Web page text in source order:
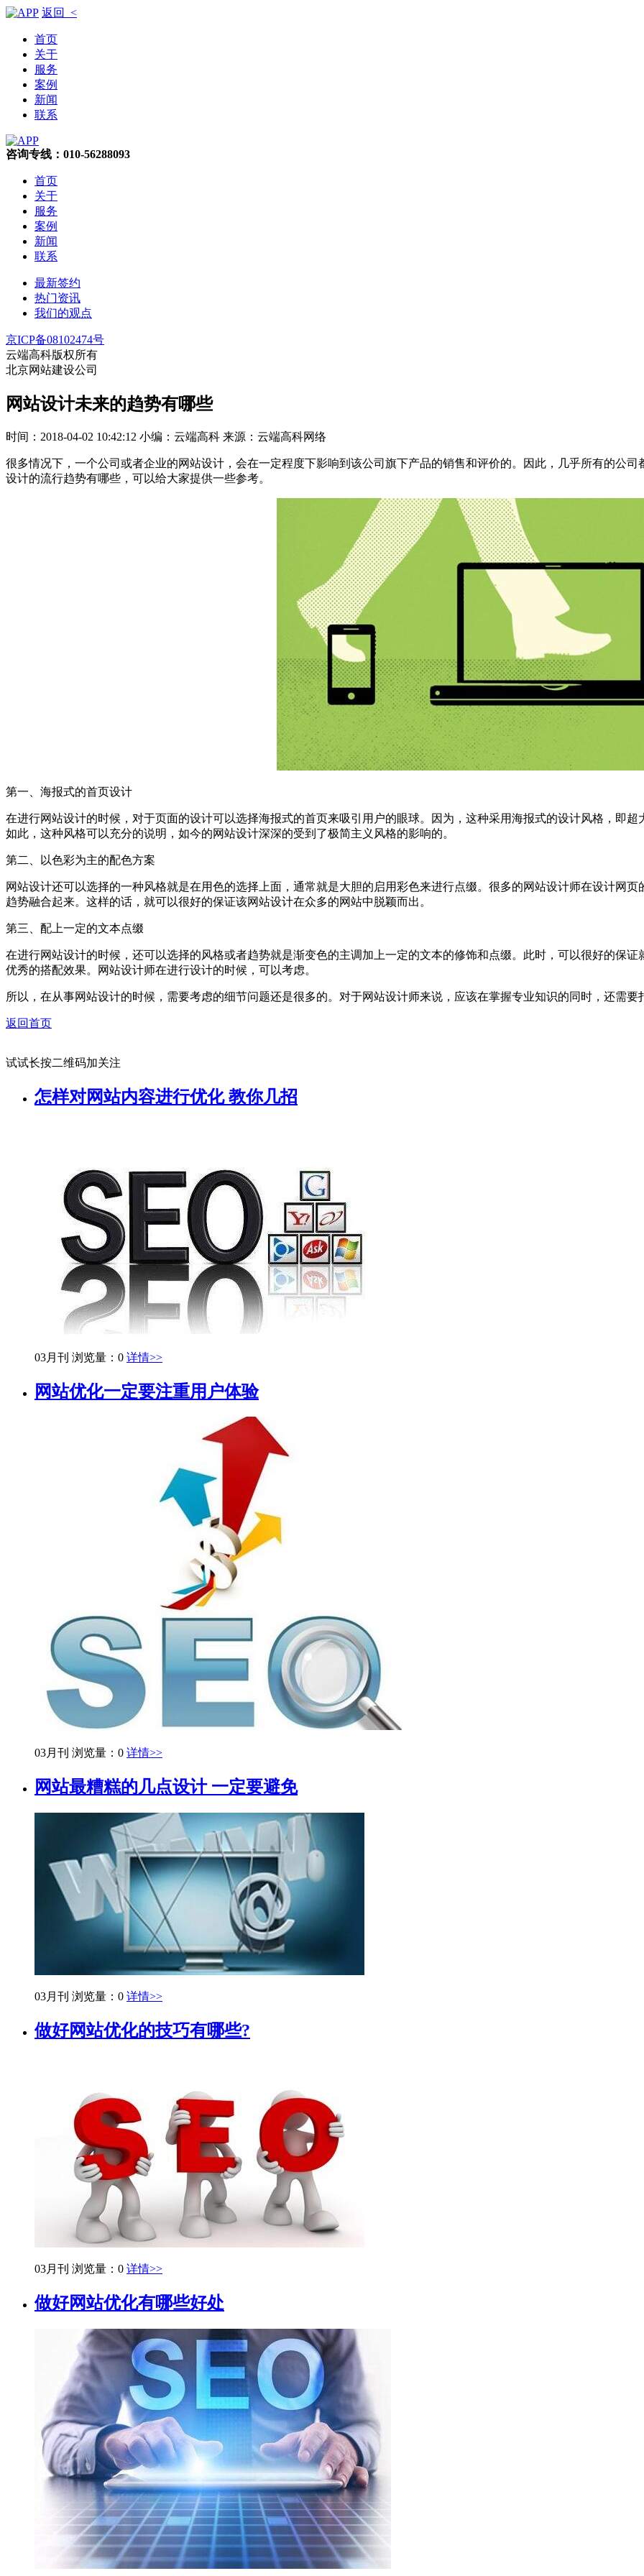
返回 <
首页
关于
服务
案例
新闻
联系
咨询专线：010-56288093
首页
关于
服务
案例
新闻
联系
最新签约
热门资讯
我们的观点
京ICP备08102474号
云端高科版权所有
北京网站建设公司
网站设计未来的趋势有哪些
时间：2018-04-02 10:42:12 小编：云端高科 来源：云端高科网络
很多情况下，一个公司或者企业的网站设计，会在一定程度下影响到该公司旗下产品的销售和评价的。因此，几乎所有的公
设计的流行趋势有哪些，可以给大家提供一些参考。
第一、海报式的首页设计
在进行网站设计的时候，对于页面的设计可以选择海报式的首页来吸引用户的眼球。因为，这种采用海报式的设计风格，即
如此，这种风格可以充分的说明，如今的网站设计深深的受到了极简主义风格的影响的。
第二、以色彩为主的配色方案
网站设计还可以选择的一种风格就是在用色的选择上面，通常就是大胆的启用彩色来进行点缀。很多的网站设计师在设计网
趋势融合起来。这样的话，就可以很好的保证该网站设计在众多的网站中脱颖而出。
第三、配上一定的文本点缀
在进行网站设计的时候，还可以选择的风格或者趋势就是渐变色的主调加上一定的文本的修饰和点缀。此时，可以很好的保
优秀的搭配效果。网站设计师在进行设计的时候，可以考虑。
所以，在从事网站设计的时候，需要考虑的细节问题还是很多的。对于网站设计师来说，应该在掌握专业知识的同时，还需要
返回首页
试试长按二维码加关注
怎样对网站内容进行优化 教你几招
03月刊 浏览量：0 详情>>
网站优化一定要注重用户体验
03月刊 浏览量：0 详情>>
网站最糟糕的几点设计 一定要避免
03月刊 浏览量：0 详情>>
做好网站优化的技巧有哪些?
03月刊 浏览量：0 详情>>
做好网站优化有哪些好处